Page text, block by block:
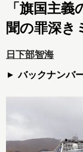
「旗国主
聞の罪深き
日下部智海
バックナンバ